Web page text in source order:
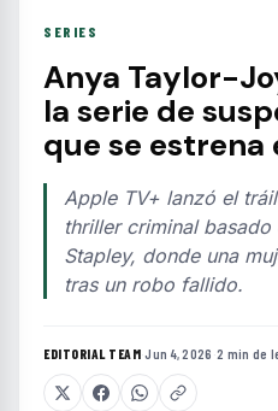
SERIES
Anya Taylor-
la serie de
que se estrena
Apple TV+ lanzó el
thriller criminal
Stapley, donde una
tras un robo fallido.
EDITORIAL TEAM·Jun 4, 2026 ·2 min de